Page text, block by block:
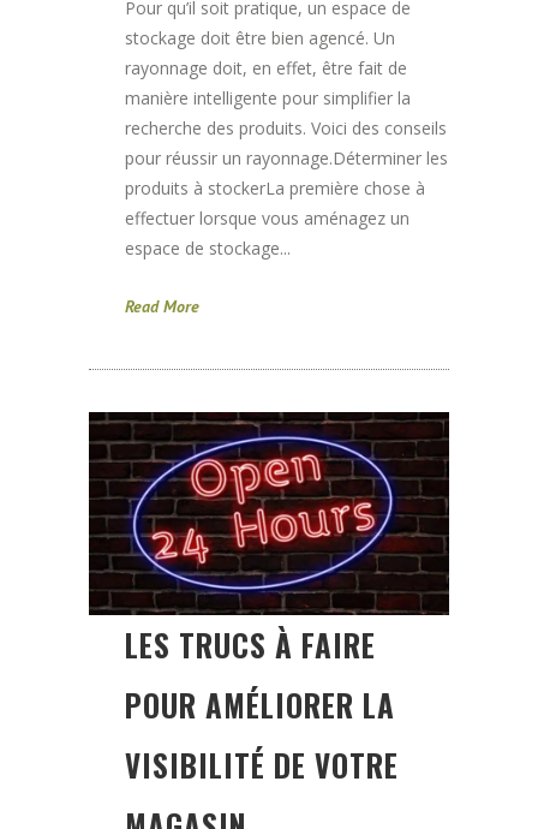
Pour qu’il soit pratique, un espace de
stockage doit être bien agencé. Un
rayonnage doit, en effet, être fait de
manière intelligente pour simplifier la
recherche des produits. Voici des conseils
pour réussir un rayonnage.Déterminer les
produits à stockerLa première chose à
effectuer lorsque vous aménagez un
espace de stockage...
Read More
LES TRUCS À FAIRE
POUR AMÉLIORER LA
VISIBILITÉ DE VOTRE